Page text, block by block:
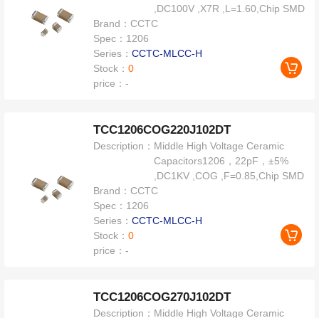
,DC100V ,X7R ,L=1.60,Chip SMD
Brand：CCTC
Spec： 1206
Series：CCTC-MLCC-H
Stock：0
price：-
TCC1206COG220J102DT
Description： Middle High Voltage Ceramic
Capacitors1206，22pF，±5%
,DC1KV ,COG ,F=0.85,Chip SMD
Brand：CCTC
Spec： 1206
Series：CCTC-MLCC-H
Stock：0
price：-
TCC1206COG270J102DT
Description： Middle High Voltage Ceramic